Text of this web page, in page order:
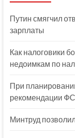
Путин смягчил
зарплаты
Как налоговики
недоимкам по
При
рекомендации
Минтруд